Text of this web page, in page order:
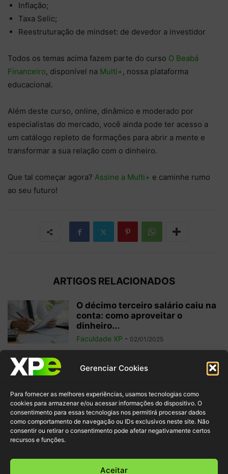
Gerenciar Cookies
Para fornecer as melhores experiências, usamos tecnologias como
cookies para armazenar e/ou acessar informações do dispositivo. O
consentimento para essas tecnologias nos permitirá processar dados
como comportamento de navegação ou IDs exclusivos neste site. Não
consentir ou retirar o consentimento pode afetar negativamente certos
recursos e funções.
Aceitar
Inflação;
Taxa Selic;
Reestruturação de mindset: de devedor a investidor
Todos os temas acima fazem parte do curso O Beabá
Financeiro, disponível na Multi+, nossa plataforma
educacional.
Além deste curso, online, dinâmico e moderado por
especialistas do mercado, você ainda pode ter acesso a
um catálogo repleto de formações para abrir a mente e
transformar a sua relação com o dinheiro.
Que tal começar agora? Assine a Multi+ e caminhe rumo
ao seu futuro!
ARTIGOS RELACIONADOS
O décimo terceiro salário caiu na
conta: como aproveitar o
dinheiro...
Faculdade XP - 02/01/2025
Investimentos internacionais:
vale a pena investir fora do
Faculdade XP - 04/10/2024
Criptomoedas: regulamentações
e inovação para garantir
30/09/2024